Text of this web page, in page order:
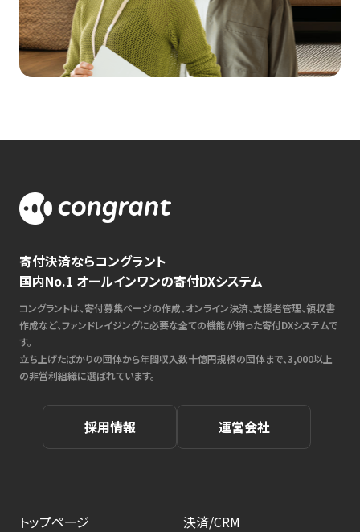
寄付決済ならコングラント
国内No.1 オールインワンの寄付DXシステム
コングラントは、寄付募集ページの作成、オンライン決済、支援者管理、領収書
作成など、ファンドレイジングに必要な全ての機能が揃った寄付DXシステムで
す。
立ち上げたばかりの団体から年間収入数十億円規模の団体まで、3,000以上
の非営利組織に選ばれています。
採用情報 運営会社
トップページ
決済/CRM